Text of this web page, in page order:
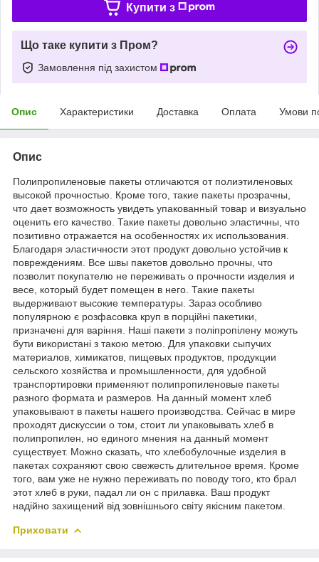
Купити з
Що таке купити з Пром?
Замовлення під захистом
Опис Характеристики Доставка Оплата Умови
Опис
Полипропиленовые пакеты отличаются от полиэтиленовых
высокой прочностью. Кроме того, такие пакеты прозрачны,
что дает возможность увидеть упакованный товар и визуально
оценить его качество. Такие пакеты довольно эластичны, что
позитивно отражается на особенностях их использования.
Благодаря эластичности этот продукт довольно устойчив к
повреждениям. Все швы пакетов довольно прочны, что
позволит покупателю не переживать о прочности изделия и
весе, который будет помещен в него. Такие пакеты
выдерживают высокие температуры. Зараз особливо
популярною є розфасовка круп в порційні пакетики,
призначені для варіння. Наші пакети з поліпропілену можуть
бути використані з такою метою. Для упаковки сыпучих
материалов, химикатов, пищевых продуктов, продукции
сельского хозяйства и промышленности, для удобной
транспортировки применяют полипропиленовые пакеты
разного формата и размеров. На данный момент хлеб
упаковывают в пакеты нашего производства. Сейчас в мире
проходят дискуссии о том, стоит ли упаковывать хлеб в
полипропилен, но единого мнения на данный момент
существует. Можно сказать, что хлебобулочные изделия в
пакетах сохраняют свою свежесть длительное время. Кроме
того, вам уже не нужно переживать по поводу того, кто брал
этот хлеб в руки, падал ли он с прилавка. Ваш продукт
надійно захищений від зовнішнього світу якісним пакетом.
Приховати